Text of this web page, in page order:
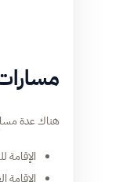
هناك عدة
الإقامة